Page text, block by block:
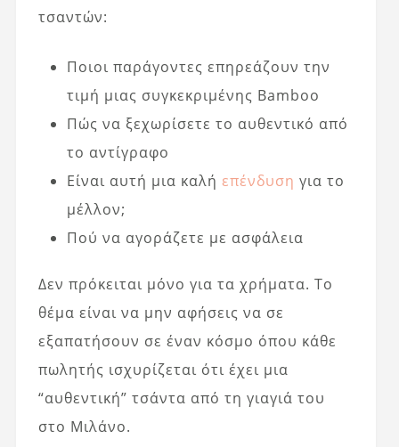
τσαντών:
Ποιοι παράγοντες επηρεάζουν την
τιμή μιας συγκεκριμένης Bamboo
Πώς να ξεχωρίσετε το αυθεντικό από
το αντίγραφο
Είναι αυτή μια καλή επένδυση για το
μέλλον;
Πού να αγοράζετε με ασφάλεια
Δεν πρόκειται μόνο για τα χρήματα. Το
θέμα είναι να μην αφήσεις να σε
εξαπατήσουν σε έναν κόσμο όπου κάθε
πωλητής ισχυρίζεται ότι έχει μια
“αυθεντική” τσάντα από τη γιαγιά του
στο Μιλάνο.